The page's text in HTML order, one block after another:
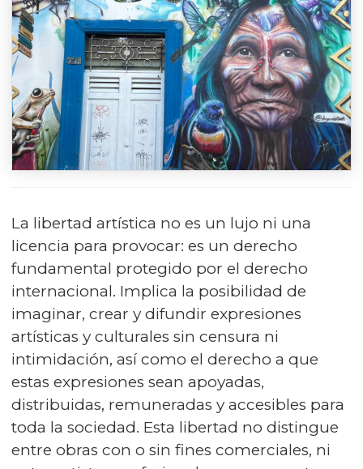
La libertad artística no es un lujo ni una
licencia para provocar: es un derecho
fundamental protegido por el derecho
internacional. Implica la posibilidad de
imaginar, crear y difundir expresiones
artísticas y culturales sin censura ni
intimidación, así como el derecho a que
estas expresiones sean apoyadas,
distribuidas, remuneradas y accesibles para
toda la sociedad. Esta libertad no distingue
entre obras con o sin fines comerciales, ni